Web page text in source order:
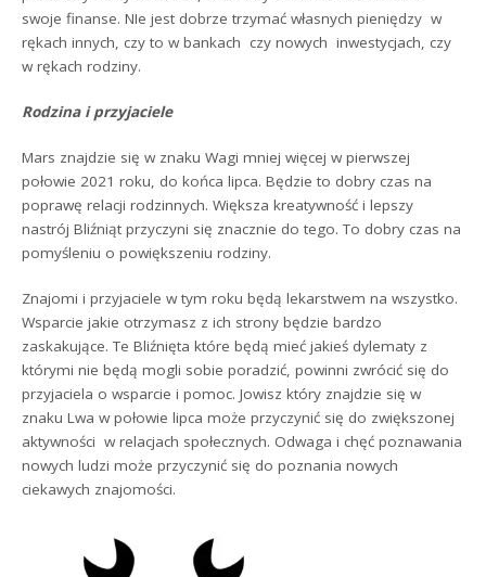
swoje finanse. NIe jest dobrze trzymać własnych pieniędzy w
rękach innych, czy to w bankach czy nowych inwestycjach, czy
w rękach rodziny.
Rodzina i przyjaciele
Mars znajdzie się w znaku Wagi mniej więcej w pierwszej
połowie 2021 roku, do końca lipca. Będzie to dobry czas na
poprawę relacji rodzinnych. Większa kreatywność i lepszy
nastrój Bliźniąt przyczyni się znacznie do tego. To dobry czas na
pomyśleniu o powiększeniu rodziny.
Znajomi i przyjaciele w tym roku będą lekarstwem na wszystko.
Wsparcie jakie otrzymasz z ich strony będzie bardzo
zaskakujące. Te Bliźnięta które będą mieć jakieś dylematy z
którymi nie będą mogli sobie poradzić, powinni zwrócić się do
przyjaciela o wsparcie i pomoc. Jowisz który znajdzie się w
znaku Lwa w połowie lipca może przyczynić się do zwiększonej
aktywności w relacjach społecznych. Odwaga i chęć poznawania
nowych ludzi może przyczynić się do poznania nowych
ciekawych znajomości.